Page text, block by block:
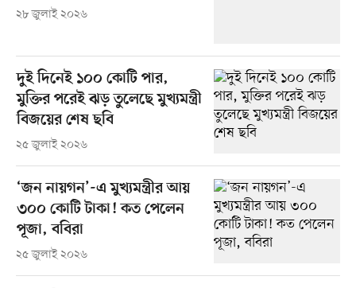
২৮ জুলাই ২০২৬
দুই দিনেই ১০০ কোটি পার,
মুক্তির পরেই ঝড় তুলেছে মুখ্যমন্ত্রী
বিজয়ের শেষ ছবি
২৫ জুলাই ২০২৬
‘জন নায়গন’-এ মুখ্যমন্ত্রীর আয়
৩০০ কোটি টাকা! কত পেলেন
পূজা, ববিরা
২৫ জুলাই ২০২৬